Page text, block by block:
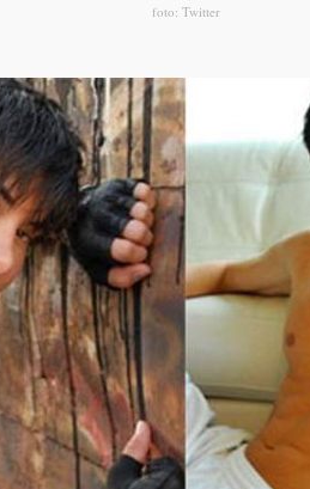
foto: Twitter